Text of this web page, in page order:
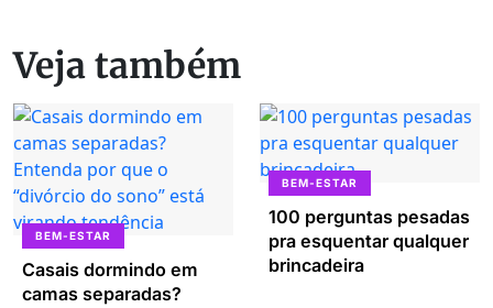
Veja também
BEM-ESTAR
Casais dormindo em
camas separadas?
BEM-ESTAR
100 perguntas pesadas
pra esquentar qualquer
brincadeira